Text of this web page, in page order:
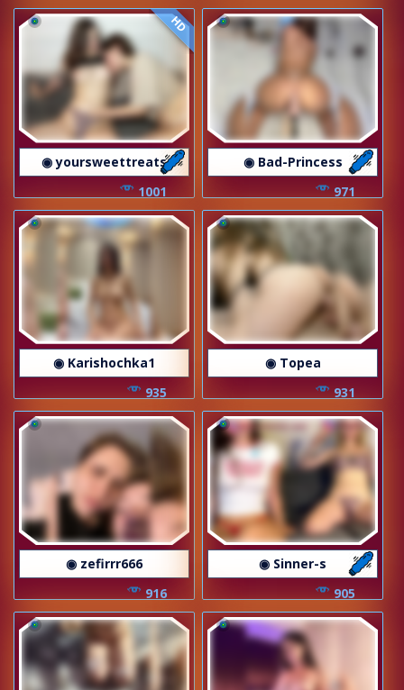
HD
◉ yoursweettreats
1001
◉ Bad-Princess
971
◉ Karishochka1
935
◉ Topea
931
◉ zefirrr666
916
◉ Sinner-s
905